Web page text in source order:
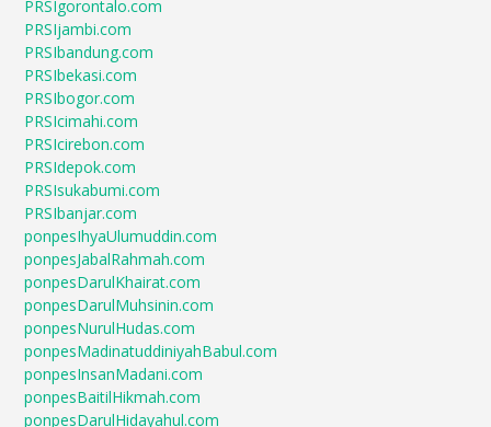
PRSIgorontalo.com
PRSIjambi.com
PRSIbandung.com
PRSIbekasi.com
PRSIbogor.com
PRSIcimahi.com
PRSIcirebon.com
PRSIdepok.com
PRSIsukabumi.com
PRSIbanjar.com
ponpesIhyaUlumuddin.com
ponpesJabalRahmah.com
ponpesDarulKhairat.com
ponpesDarulMuhsinin.com
ponpesNurulHudas.com
ponpesMadinatuddiniyahBabul.com
ponpesInsanMadani.com
ponpesBaitilHikmah.com
ponpesDarulHidayahul.com